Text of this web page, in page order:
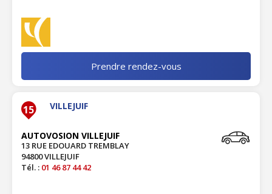
Prendre rendez-vous
15 VILLEJUIF
AUTOVOSION VILLEJUIF
13 RUE EDOUARD TREMBLAY
94800 VILLEJUIF
Tél. : 01 46 87 44 42